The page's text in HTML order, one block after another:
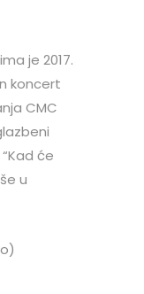
je 2017.
koncert
CMC
će
u